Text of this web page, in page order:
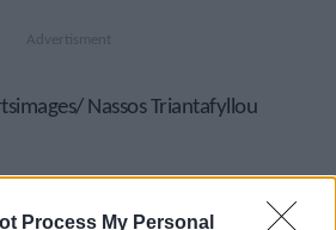
Process My Personal
Nassos Triantafyllou